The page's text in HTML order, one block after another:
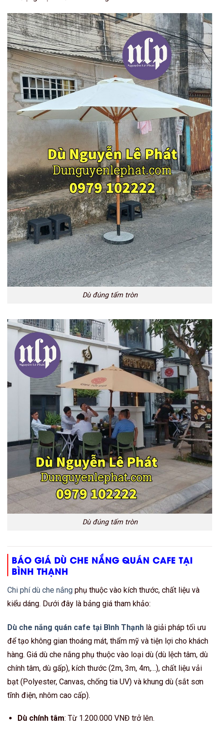
Dù đúng tấm tròn
Dù đúng tấm tròn
BÁO GIÁ DÙ CHE NẮNG QUÁN CAFE TẠI
BÌNH THẠNH
Chi phí dù che nắng phụ thuộc vào kích thước, chất liệu và
kiểu dáng. Dưới đây là bảng giá tham khảo:
Dù che nắng quán cafe tại Bình Thạnh là giải pháp tối ưu
để tạo không gian thoáng mát, thẩm mỹ và tiện lợi cho khách
hàng. Giá dù che nắng phụ thuộc vào loại dù (dù lệch tâm, dù
chính tâm, dù gấp), kích thước (2m, 3m, 4m,…), chất liệu vải
bạt (Polyester, Canvas, chống tia UV) và khung dù (sắt sơn
tĩnh điện, nhôm cao cấp).
Dù chính tâm: Từ 1.200.000 VNĐ trở lên.